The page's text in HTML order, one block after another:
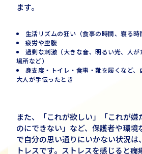
ます。
生活リズムの狂い（食事の時間、寝る時
疲労や空腹
過剰な刺激（大きな音、明るい光、人
場所など）
身支度・トイレ・食事・靴を履くなど、
大人が手伝ったとき
また、「これが欲しい」「これが嫌
のにできない」など、保護者や環境
で自分の思い通りにいかない状況は
トレスです。ストレスを感じると